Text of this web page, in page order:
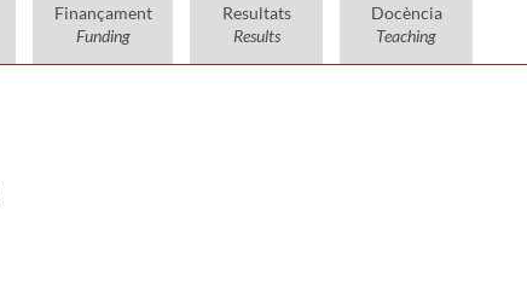
Finançament
Funding
Resultats
Results
Docència
Teaching